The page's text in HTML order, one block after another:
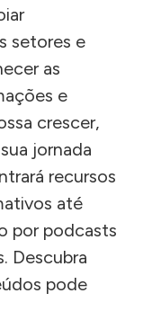
setores e
as
e
crescer,
jornada
recursos
até
por podcasts
Descubra
pode